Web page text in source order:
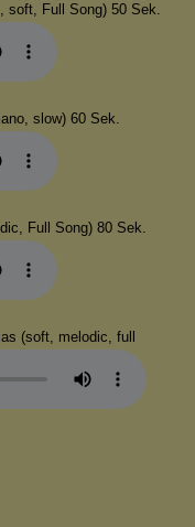
soft, Full Song) 50 Sek.
slow) 60 Sek.
Full Song) 80 Sek.
(soft, melodic, full